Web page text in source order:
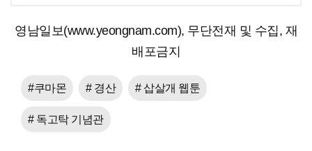
영남일보(www.yeongnam.com), 무단전재 및 수집, 재
배포금지
#쿠마몬 # 경산 # 삽살개 웹툰
# 독고탁 기념관